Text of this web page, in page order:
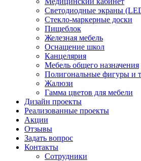
Светодиодные экраны
Стекло-маркерные доски
Пищеблок
Железная мебель
Оснащение школ
Канцелярия
Мебель общего назначения
Полигональные фигуры и
Жалюзи
Гамма цветов для мебели
Дизайн проекты
Реализованные проекты
Акции
Отзывы
Задать вопрос
Контакты
Сотрудники